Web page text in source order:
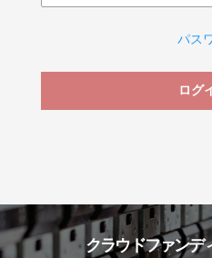
パス
ログ
クラウドファンデ